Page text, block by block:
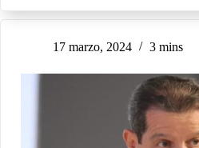
17 marzo, 2024 3 mins